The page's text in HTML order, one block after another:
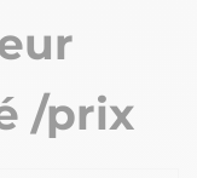
/prix